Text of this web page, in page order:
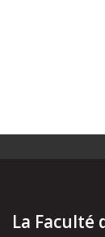
La Faculté